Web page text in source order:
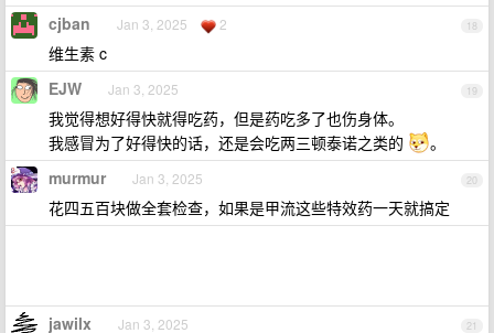
18
cjban Jan 3, 2025 2
维生素 c
19
EJW Jan 3, 2025
我觉得想好得快就得吃药，但是药吃多了也伤身体。
我感冒为了好得快的话，还是会吃两三顿泰诺之类的
。
20
murmur Jan 3, 2025
花四五百块做全套检查，如果是甲流这些特效药一天就搞定
21
jawilx Jan 3, 2025